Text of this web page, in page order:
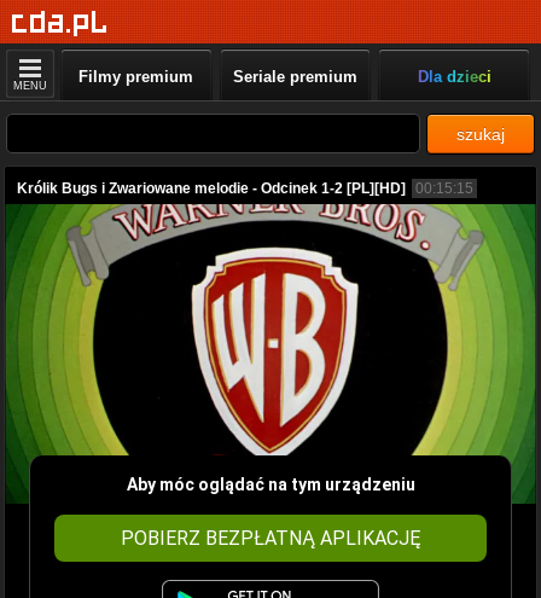
MENU Filmy premium Seriale premium Dla dzieci
szukaj
Królik Bugs i Zwariowane melodie - Odcinek 1-2 [PL][HD] 00:15:15
Aby móc oglądać na tym urządzeniu
POBIERZ BEZPŁATNĄ APLIKACJĘ